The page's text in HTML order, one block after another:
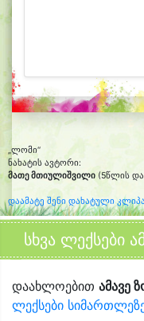
„ლომი“
ნახატის ავტორი:
მათე მთიულიშვილი (5წლის
დაამატე შენი დახატული
სხვა ლექსები
დაახლოებით ამავე
ლექსები